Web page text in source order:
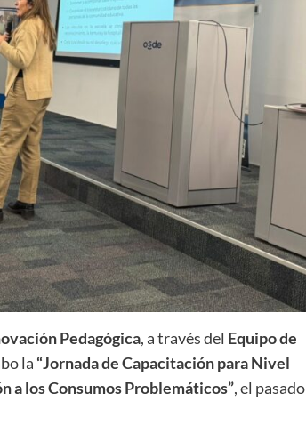
Pedagógica, a través del Equipo de
la “Jornada de Capacitación para Nivel
a los Consumos Problemáticos”, el pasado